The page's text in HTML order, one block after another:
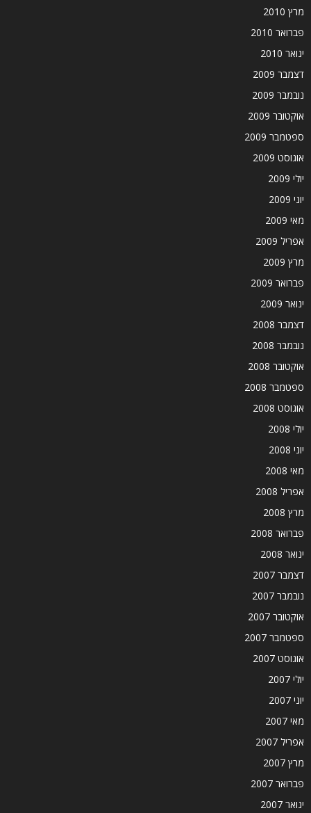
מרץ 2010
פברואר 2010
ינואר 2010
דצמבר 2009
נובמבר 2009
אוקטובר 2009
ספטמבר 2009
אוגוסט 2009
יולי 2009
יוני 2009
מאי 2009
אפריל 2009
מרץ 2009
פברואר 2009
ינואר 2009
דצמבר 2008
נובמבר 2008
אוקטובר 2008
ספטמבר 2008
אוגוסט 2008
יולי 2008
יוני 2008
מאי 2008
אפריל 2008
מרץ 2008
פברואר 2008
ינואר 2008
דצמבר 2007
נובמבר 2007
אוקטובר 2007
ספטמבר 2007
אוגוסט 2007
יולי 2007
יוני 2007
מאי 2007
אפריל 2007
מרץ 2007
פברואר 2007
ינואר 2007